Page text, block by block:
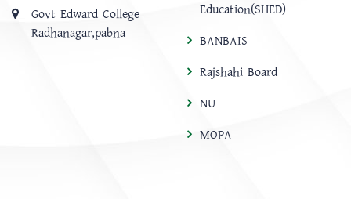
Govt Edward College
Radhanagar,pabna
Education(SHED)
BANBAIS
Rajshahi Board
NU
MOPA